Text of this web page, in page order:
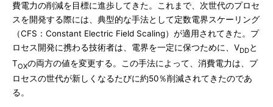
費電力の削減を目標に進歩してきた。これまで、次世代のプロセ
スを開発する際には、典型的な手法として定数電界スケーリング
（CFS：Constant Electric Field Scaling）が適用されてきた。プ
ロセス開発に携わる技術者は、電界を一定に保つために、VDDと
TOXの両方の値を変更する。この手法によって、消費電力は、プ
ロセスの世代が新しくなるたびに約50％削減されてきたのであ
る。